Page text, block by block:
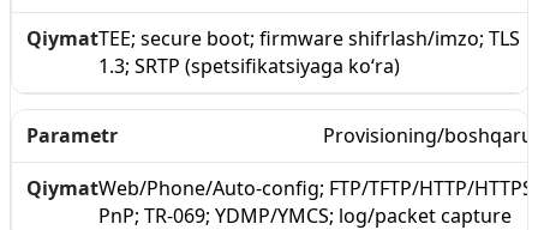
TEE; secure boot; firmware shifrlash/imzo; TLS
1.3; SRTP (spetsifikatsiyaga ko‘ra)
Provisioning/
Web/Phone/Auto-config; FTP/TFTP/HTTP/HTTPS;
PnP; TR-069; YDMP/YMCS; log/packet capture